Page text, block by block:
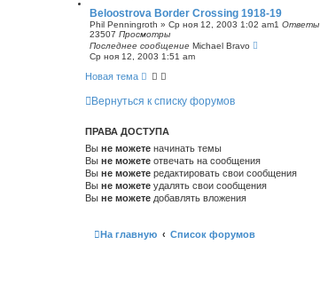
Beloostrova Border Crossing 1918-19
Phil Penningroth » Ср ноя 12, 2003 1:02 am1 Ответы
23507 Просмотры
Последнее сообщение Michael Bravo
Ср ноя 12, 2003 1:51 am
Новая тема
Вернуться к списку форумов
ПРАВА ДОСТУПА
Вы не можете начинать темы
Вы не можете отвечать на сообщения
Вы не можете редактировать свои сообщения
Вы не можете удалять свои сообщения
Вы не можете добавлять вложения
На главную Список форумов